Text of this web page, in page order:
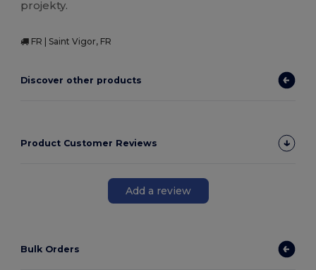
projekty.
FR | Saint Vigor, FR
Discover other products
Product Customer Reviews
Add a review
Bulk Orders